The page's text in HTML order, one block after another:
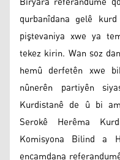
qurbanîdana gelê
piştevaniya xwe ya
tekez kirin. Wan soz
hemû derfetên xwe
nûnerên partiyên
Kurdistanê de û bi
Serokê Herêma
Komisyona Bilind a